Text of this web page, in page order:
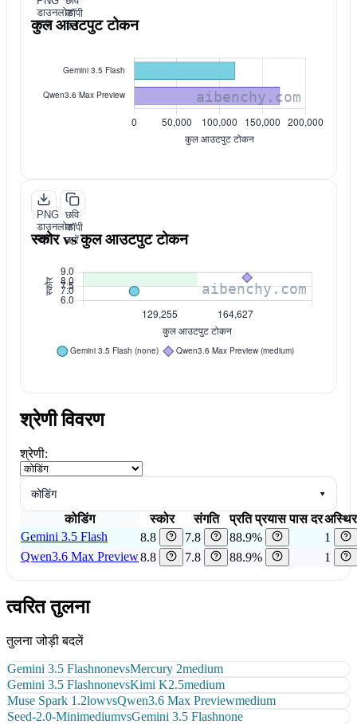
डाउनलोड
करें
कॉपी
करें
कुल आउटपुट टोकन
PNG
डाउनलोड
करें
छवि
कॉपी
करें
स्कोर vs कुल आउटपुट टोकन
श्रेणी विवरण
श्रेणी:
कोडिंग ▾
कोडिंग स्कोर संगति प्रति प्रयास पास दर
Gemini 3.5 Flash
8.8 7.8 88.9%
1
Qwen3.6 Max Preview8.8 7.8 88.9% 1
त्वरित तुलना
तुलना जोड़ी बदलें
Gemini 3.5 FlashnonevsMercury 2medium
Gemini 3.5 FlashnonevsKimi K2.5medium
Muse Spark 1.2lowvsQwen3.6 Max Previewmedium
Seed-2.0-MinimediumvsGemini 3.5 Flashnone